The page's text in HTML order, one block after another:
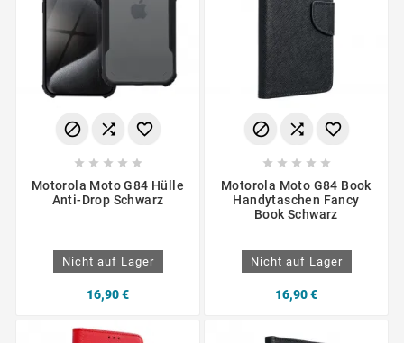
  
    
Motorola Moto G84 Hülle
Anti-Drop Schwarz
Nicht auf Lager
16,90 €
  
    
Motorola Moto G84 Book
Handytaschen Fancy
Book Schwarz
Nicht auf Lager
16,90 €